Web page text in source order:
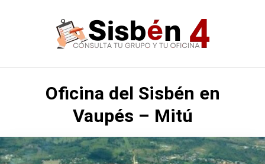
Oficina del Sisbén en
Vaupés – Mitú